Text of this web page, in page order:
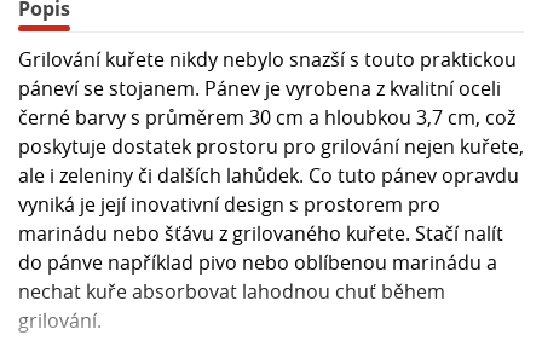
Popis
Grilování kuřete nikdy nebylo snazší s touto praktickou
páneví se stojanem. Pánev je vyrobena z kvalitní oceli
černé barvy s průměrem 30 cm a hloubkou 3,7 cm, což
poskytuje dostatek prostoru pro grilování nejen kuřete,
ale i zeleniny či dalších lahůdek. Co tuto pánev opravdu
vyniká je její inovativní design s prostorem pro
marinádu nebo šťávu z grilovaného kuřete. Stačí nalít
do pánve například pivo nebo oblíbenou marinádu a
nechat kuře absorbovat lahodnou chuť během
grilování.